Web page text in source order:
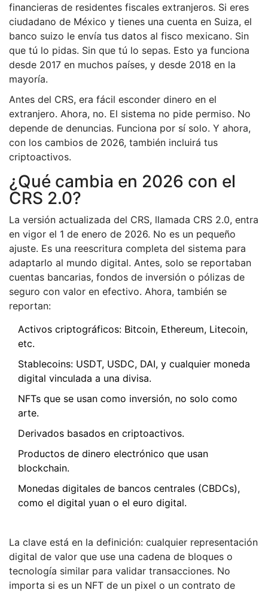
financieras de residentes fiscales extranjeros. Si eres
ciudadano de México y tienes una cuenta en Suiza, el
banco suizo le envía tus datos al fisco mexicano. Sin
que tú lo pidas. Sin que tú lo sepas. Esto ya funciona
desde 2017 en muchos países, y desde 2018 en la
mayoría.
Antes del CRS, era fácil esconder dinero en el
extranjero. Ahora, no. El sistema no pide permiso. No
depende de denuncias. Funciona por sí solo. Y ahora,
con los cambios de 2026, también incluirá tus
criptoactivos.
¿Qué cambia en 2026 con el
CRS 2.0?
La versión actualizada del CRS, llamada CRS 2.0, entra
en vigor el 1 de enero de 2026. No es un pequeño
ajuste. Es una reescritura completa del sistema para
adaptarlo al mundo digital. Antes, solo se reportaban
cuentas bancarias, fondos de inversión o pólizas de
seguro con valor en efectivo. Ahora, también se
reportan:
Activos criptográficos: Bitcoin, Ethereum, Litecoin,
etc.
Stablecoins: USDT, USDC, DAI, y cualquier moneda
digital vinculada a una divisa.
NFTs que se usan como inversión, no solo como
arte.
Derivados basados en criptoactivos.
Productos de dinero electrónico que usan
blockchain.
Monedas digitales de bancos centrales (CBDCs),
como el digital yuan o el euro digital.
La clave está en la definición: cualquier representación
digital de valor que use una cadena de bloques o
tecnología similar para validar transacciones. No
importa si es un NFT de un pixel o un contrato de